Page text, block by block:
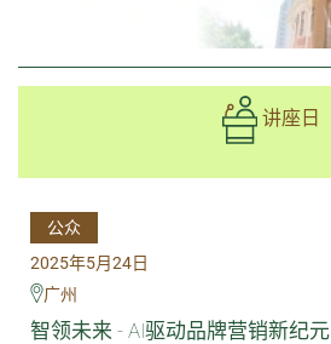
讲座日
公众
2025年5月24日
广州
智领未来 - AI驱动品牌营销新纪元